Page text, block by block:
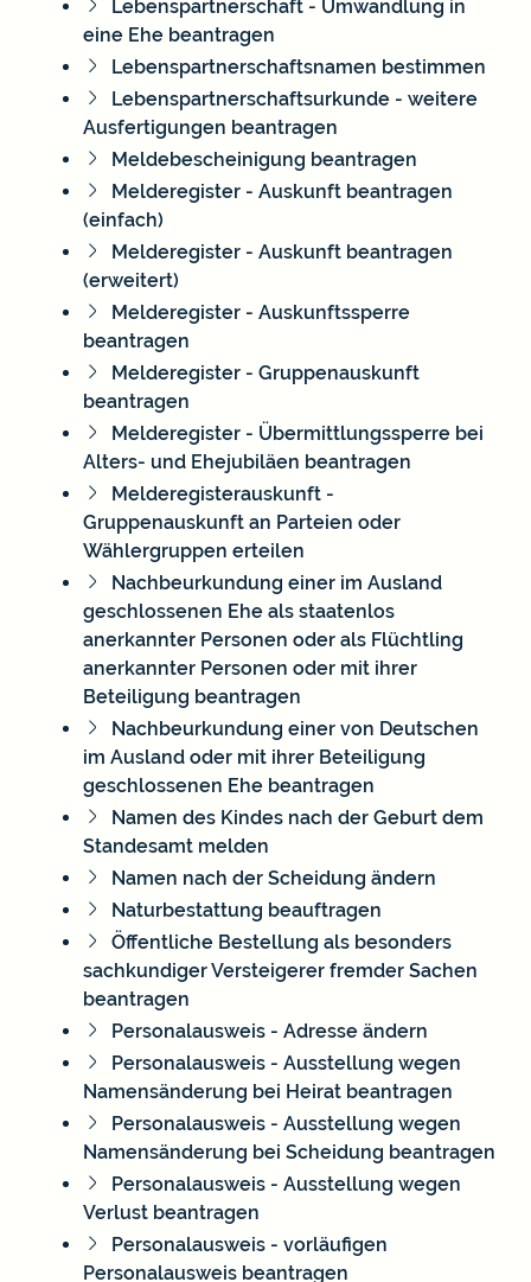
Lebenspartnerschaft - Umwandlung in
eine Ehe beantragen
Lebenspartnerschaftsnamen bestimmen
Lebenspartnerschaftsurkunde - weitere
Ausfertigungen beantragen
Meldebescheinigung beantragen
Melderegister - Auskunft beantragen
(einfach)
Melderegister - Auskunft beantragen
(erweitert)
Melderegister - Auskunftssperre
beantragen
Melderegister - Gruppenauskunft
beantragen
Melderegister - Übermittlungssperre bei
Alters- und Ehejubiläen beantragen
Melderegisterauskunft -
Gruppenauskunft an Parteien oder
Wählergruppen erteilen
Nachbeurkundung einer im Ausland
geschlossenen Ehe als staatenlos
anerkannter Personen oder als Flüchtling
anerkannter Personen oder mit ihrer
Beteiligung beantragen
Nachbeurkundung einer von Deutschen
im Ausland oder mit ihrer Beteiligung
geschlossenen Ehe beantragen
Namen des Kindes nach der Geburt dem
Standesamt melden
Namen nach der Scheidung ändern
Naturbestattung beauftragen
Öffentliche Bestellung als besonders
sachkundiger Versteigerer fremder Sachen
beantragen
Personalausweis - Adresse ändern
Personalausweis - Ausstellung wegen
Namensänderung bei Heirat beantragen
Personalausweis - Ausstellung wegen
Namensänderung bei Scheidung beantragen
Personalausweis - Ausstellung wegen
Verlust beantragen
Personalausweis - vorläufigen
Personalausweis beantragen